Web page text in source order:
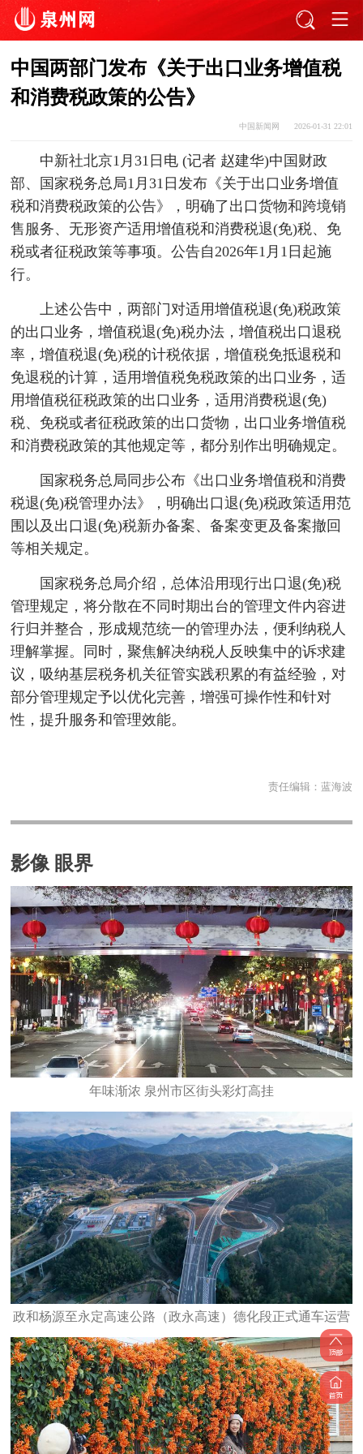
中国两部门发布《关于出口业务增值税
和消费税政策的公告》
中国新闻网 2026-01-31 22:01
中新社北京1月31日电 (记者 赵建华)中国财政
部、国家税务总局1月31日发布《关于出口业务增值
税和消费税政策的公告》，明确了出口货物和跨境销
售服务、无形资产适用增值税和消费税退(免)税、免
税或者征税政策等事项。公告自2026年1月1日起施
行。
上述公告中，两部门对适用增值税退(免)税政策
的出口业务，增值税退(免)税办法，增值税出口退税
率，增值税退(免)税的计税依据，增值税免抵退税和
免退税的计算，适用增值税免税政策的出口业务，适
用增值税征税政策的出口业务，适用消费税退(免)
税、免税或者征税政策的出口货物，出口业务增值税
和消费税政策的其他规定等，都分别作出明确规定。
国家税务总局同步公布《出口业务增值税和消费
税退(免)税管理办法》，明确出口退(免)税政策适用范
围以及出口退(免)税新办备案、备案变更及备案撤回
等相关规定。
国家税务总局介绍，总体沿用现行出口退(免)税
管理规定，将分散在不同时期出台的管理文件内容进
行归并整合，形成规范统一的管理办法，便利纳税人
理解掌握。同时，聚焦解决纳税人反映集中的诉求建
议，吸纳基层税务机关征管实践积累的有益经验，对
部分管理规定予以优化完善，增强可操作性和针对
性，提升服务和管理效能。
责任编辑： 蓝海波
影像 眼界
年味渐浓 泉州市区街头彩灯高挂
政和杨源至永定高速公路（政永高速）德化段正式通车运营